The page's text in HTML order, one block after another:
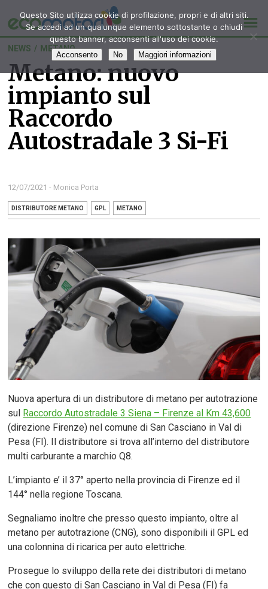
NEWS / METANO
Metano: nuovo
impianto sul
Raccordo
Autostradale 3 Si-Fi
12/07/2021 - Monica Porta
DISTRIBUTORE METANO GPL METANO
Nuova apertura di un distributore di metano per autotrazione
sul Raccordo Autostradale 3 Siena – Firenze al Km 43,600
(direzione Firenze) nel comune di San Casciano in Val di
Pesa (FI). Il distributore si trova all’interno del distributore
multi carburante a marchio Q8.
L’impianto e’ il 37° aperto nella provincia di Firenze ed il
144° nella regione Toscana.
Segnaliamo inoltre che presso questo impianto, oltre al
metano per autotrazione (CNG), sono disponibili il GPL ed
una colonnina di ricarica per auto elettriche.
Prosegue lo sviluppo della rete dei distributori di metano
che con questo di San Casciano in Val di Pesa (FI) fa
Questo Sito utilizza cookie di profilazione, propri e di altri siti.
Se accedi ad un qualunque elemento sottostante o chiudi
questo banner, acconsenti all'uso dei cookie.
Acconsento No Maggiori informazioni